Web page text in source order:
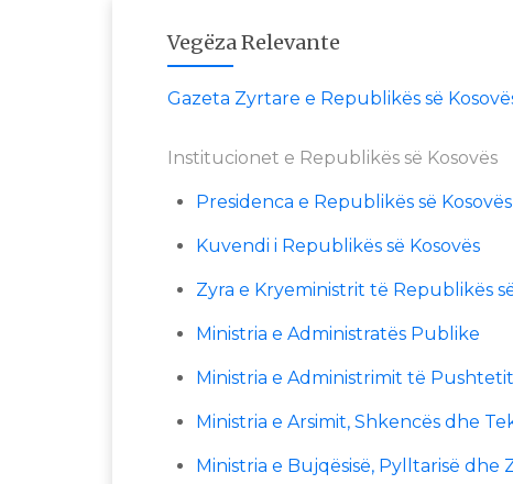
Vegëza Relevante
Gazeta Zyrtare e Republikës së
Institucionet e Republikës së Kosovës
Presidenca e Republikës së Kosovës
Kuvendi i Republikës së Kosovës
Zyra e Kryeministrit të Republikës
Ministria e Administratës Publike
Ministria e Administrimit të Pushtetit
Ministria e Arsimit, Shkencës dhe
Ministria e Bujqësisë, Pylltarisë dhe